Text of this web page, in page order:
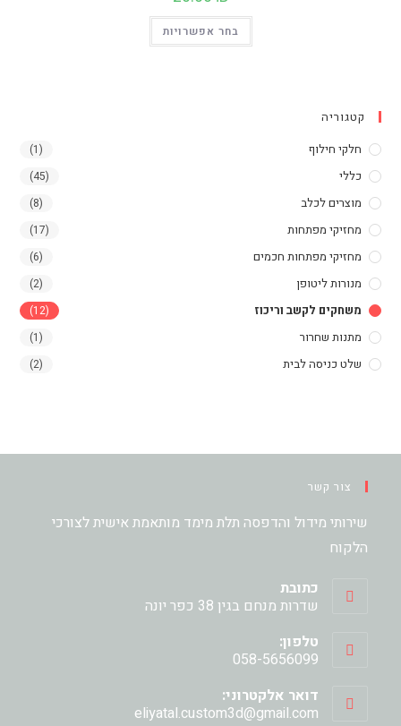
בחר אפשרויות
למוצר
יש
קטגוריה
חלקי חילוף
(1)
כללי (45)
מוצרים לכלב (8)
מחזיקי מפתחות (17)
מחזיקי מפתחות חכמים (6)
מנורות ליטופן (2)
משחקים לקשב וריכוז (12)
מתנות שחרור (1)
שלט כניסה לבית (2)
צור קשר
שירותי מידול והדפסה תלת מימד מותאמת אישית לצורכי
הלקוח
כתובת
שדרות מנחם בגין 38 כפר יונה
טלפון:
058-5656099
דואר אלקטרוני:
eliyatal.custom3d@gmail.com